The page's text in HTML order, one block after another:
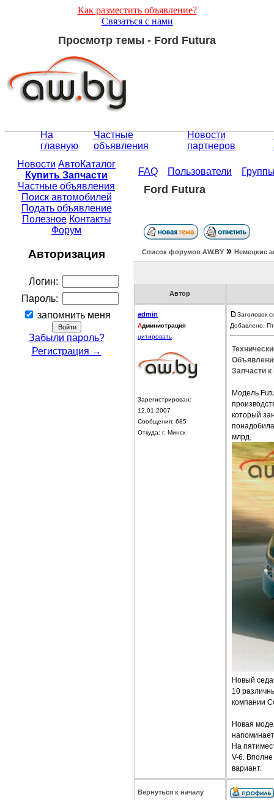
Как разместить объявление?
Связаться с нами
Просмотр темы - Ford Futura
На
главную
Частные
объявления
Новости
партнеров
Новости АвтоКаталог
Купить Запчасти
Частные объявления
Поиск автомобилей
Подать объявление
Полезное Контакты
Форум
Авторизация
Логин:
Пароль:
запомнить меня
Забыли пароль?
Регистрация →
FAQ Пользователи
Ford Futura
Список форумов АW.BY » Немецкие
Автор
admin
Администрация
цитировать
Зарегистрирован:
12.01.2007
Сообщения: 685
Откуда: г. Минск
Заголовок
Добавлено:
Запчасти к
Модель
который
млрд.
Новый
10
компании
Новая
На
V-6.
вариант.
Вернуться к началу